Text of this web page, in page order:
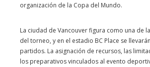
organización de la Copa del Mundo.
La ciudad de Vancouver figura como una de
del torneo, y en el estadio BC Place se
partidos. La asignación de recursos, las
los preparativos vinculados al evento